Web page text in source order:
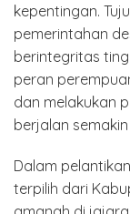
kepentingan.
pemerintahan
berintegritas
peran
dan melakukan
berjalan
Dalam
terpilih dari